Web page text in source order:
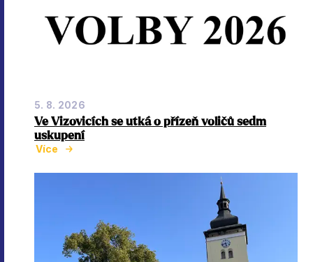
5. 8. 2026
Ve Vizovicích se utká o přízeň voličů sedm
uskupení
Více